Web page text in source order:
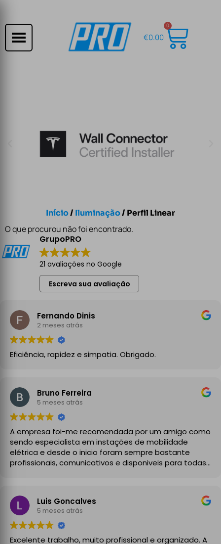
€0.00
0
Início/ Iluminação/ Perfil Linear
O que procurou não foi encontrado.
GrupoPRO
21 avaliações no Google
Escreva sua avaliação
Fernando Dinis
2 meses atrás
Eficiência, rapidez e simpatia. Obrigado.
Bruno Ferreira
5 meses atrás
A empresa foi-me recomendada por um amigo como
sendo especialista em instações de mobilidade
elétrica e desde o inicio foram sempre bastante
profissionais, comunicativos e disponiveis para todas
A instalação de tomada reforçada em garagem
partilhada correu na perfeição e nos prazos
combinados, sendo que fizeram toda a limpeza e
explicações necessárias. Recomendado
Luis Goncalves
5 meses atrás
Excelente trabalho, muito profissional e organizado. A